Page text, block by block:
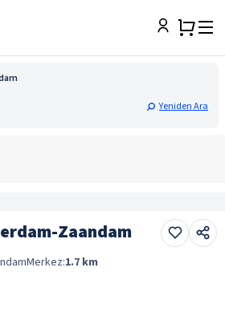
Yeniden Ara
Zaandam
Merkez:1.7 km